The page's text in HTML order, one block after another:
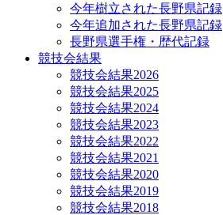
今年樹立された長野県記録
今年追加された長野県記録
長野県選手権・歴代記録
競技会結果
競技会結果2026
競技会結果2025
競技会結果2024
競技会結果2023
競技会結果2022
競技会結果2021
競技会結果2020
競技会結果2019
競技会結果2018